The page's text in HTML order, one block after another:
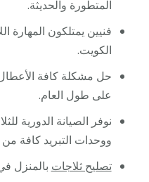
المتطورة والحديثة.
فنيين يمتلكون المهارة
الكويت.
حل مشكلة كافة الأعطال
على طول العام.
نوفر الصيانة الدورية
ووحدات التبريد كافة
تصليح ثلاجات بالمنزل